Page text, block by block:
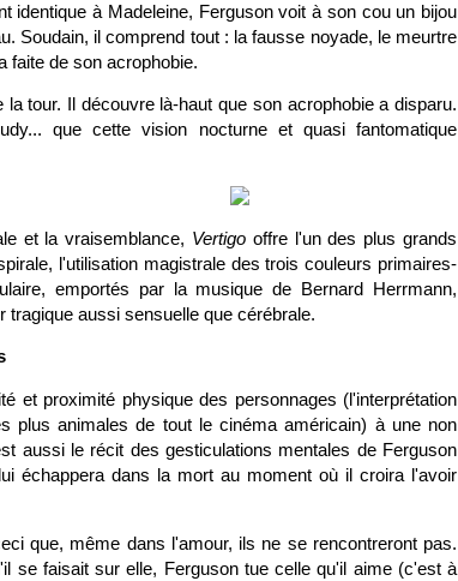
identique à Madeleine, Ferguson voit à son cou un bijou
Soudain, il comprend tout : la fausse noyade, le meurtre
faite de son acrophobie.
tour. Il découvre là-haut que son acrophobie a disparu.
que cette vision nocturne et quasi fantomatique
et la vraisemblance, Vertigo offre l'un des plus grands
l'utilisation magistrale des trois couleurs primaires-
emportés par la musique de Bernard Herrmann,
aussi sensuelle que cérébrale.
et proximité physique des personnages (l'interprétation
plus animales de tout le cinéma américain) à une non
aussi le récit des gesticulations mentales de Ferguson
échappera dans la mort au moment où il croira l'avoir
que, même dans l'amour, ils ne se rencontreront pas.
se faisait sur elle, Ferguson tue celle qu'il aime (c'est à